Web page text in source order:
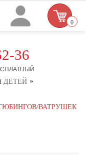
36
0
ДЕТЕЙ »
ВАТРУШЕК